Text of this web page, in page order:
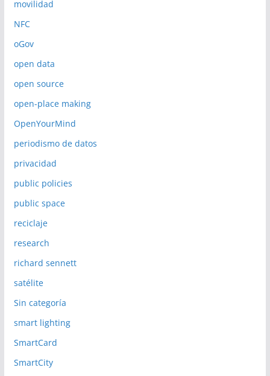
movilidad
NFC
oGov
open data
open source
open-place making
OpenYourMind
periodismo de datos
privacidad
public policies
public space
reciclaje
research
richard sennett
satélite
Sin categoría
smart lighting
SmartCard
SmartCity